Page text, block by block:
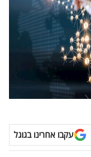
עקבו אחרינו בגוגל